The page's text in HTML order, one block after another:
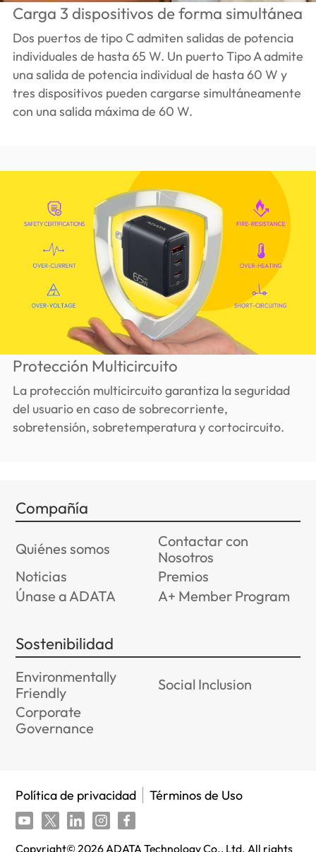
Carga 3 dispositivos de forma simultánea
Dos puertos de tipo C admiten salidas de potencia
individuales de hasta 65 W. Un puerto Tipo A admite
una salida de potencia individual de hasta 60 W y
tres dispositivos pueden cargarse simultáneamente
con una salida máxima de 60 W.
Protección Multicircuito
La protección multicircuito garantiza la seguridad
del usuario en caso de sobrecorriente,
sobretensión, sobretemperatura y cortocircuito.
Compañía
Quiénes somos
Contactar con
Nosotros
Noticias
Premios
Únase a ADATA
A+ Member Program
Sostenibilidad
Environmentally
Friendly
Social Inclusion
Corporate
Governance
Copyright© 2026 ADATA Technology Co., Ltd. All rights
Política de privacidad Términos de Uso